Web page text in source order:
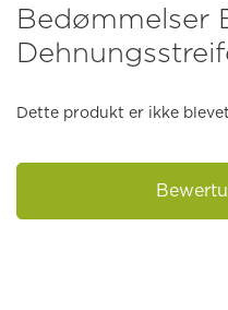
Bedømmelser
Dette produkt er ikke